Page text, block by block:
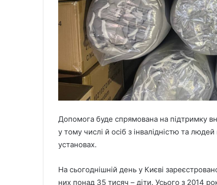
Допомога буде спрямована на підтримку
у тому числі й осіб з інвалідністю та
установах.
На сьогоднішній день у Києві
них понад 35 тисяч – діти. Усього з 2014